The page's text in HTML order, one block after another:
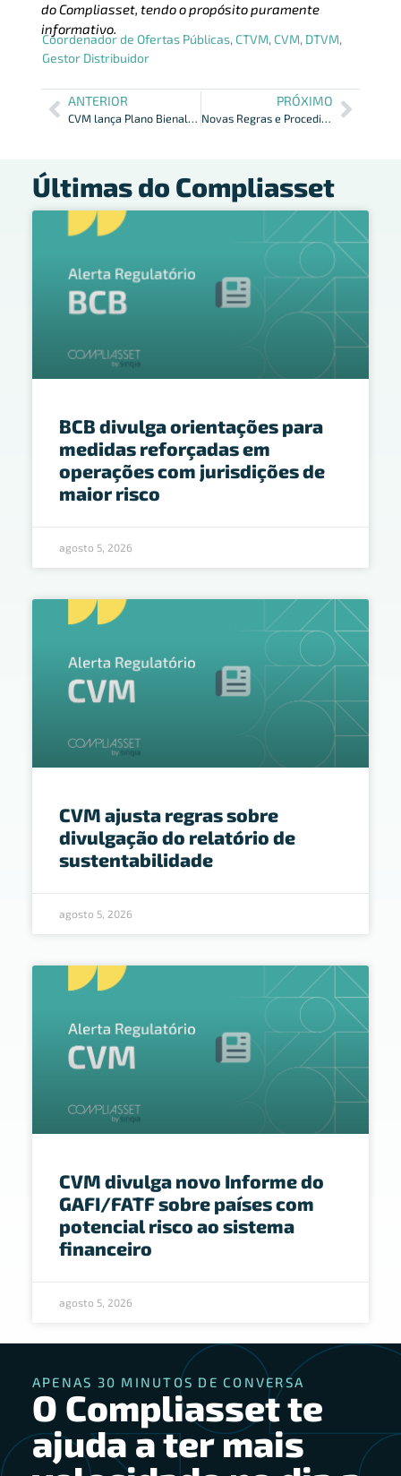
do Compliasset, tendo o propósito puramente
informativo.
Coordenador de Ofertas Públicas, CTVM, CVM, DTVM,
Gestor Distribuidor
ANTERIOR
CVM lança Plano Bienal de Supervisão Baseada em Risco 2025-2026
PRÓXIMO
Novas Regras e Procedimentos de Certificação da ANBIMA
Últimas do Compliasset
BCB divulga orientações para
medidas reforçadas em
operações com jurisdições de
maior risco
agosto 5, 2026
CVM ajusta regras sobre
divulgação do relatório de
sustentabilidade
agosto 5, 2026
CVM divulga novo Informe do
GAFI/FATF sobre países com
potencial risco ao sistema
financeiro
agosto 5, 2026
APENAS 30 MINUTOS DE CONVERSA
O Compliasset te
ajuda a ter mais